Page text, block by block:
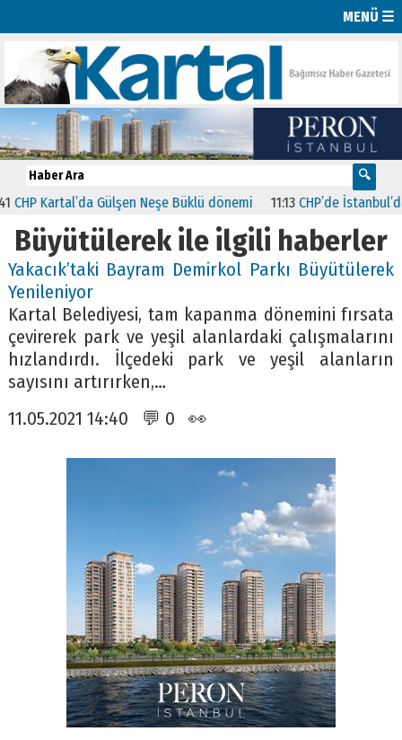
MENÜ ☰
Kartal’da Gülşen Neşe Büklü dönemi 11:13 CHP’de
Büyütülerek ile ilgili haberler
Yakacık’taki Bayram Demirkol Parkı Büyütülerek
Yenileniyor
Kartal Belediyesi, tam kapanma dönemini fırsata
çevirerek park ve yeşil alanlardaki çalışmalarını
hızlandırdı. İlçedeki park ve yeşil alanların
sayısını artırırken,…
11.05.2021 14:40 💬 0 👀